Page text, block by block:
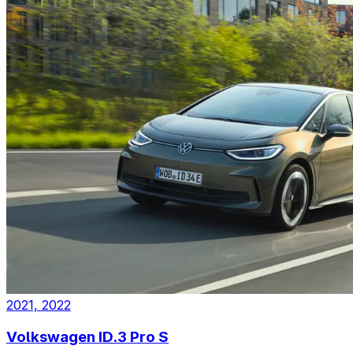
2021, 2022
Volkswagen ID.3 Pro S